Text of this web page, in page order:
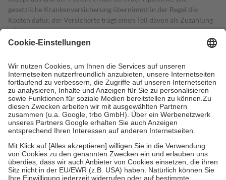
gesetzliche Krankenversicherung übernimmt in der Regel die
Kosten dafür, der Versicherte trägt einen Teil davon als Zuzahlung
mit.
Grundsätzlich leisten Mitglieder Zuzahlungen in Höhe von zehn
höchstens zehn Euro.
Es sind jedoch nie mehr als die tatsächlichen
Kosten der Leistung zu entrichten.
Diese Regeln gelten grundsätzlich auch für Online-Apotheken.
Bei Heilmitteln und häuslicher Krankenpflege beträgt die
Zuzahlung zehn Prozent der Kosten sowie zehn Euro je
Verordnung.
Um das Engagement der Versicherten für ihre eigene Gesundheit zu
stärken und die besondere Stellung der Familie zu unterstützen,
fallenkeine Zuzahlungenan bei:
• Kindern und Jugendlichen bis zum vollendeten 18. Lebensjahr
mit Ausnahme der Fahrkosten